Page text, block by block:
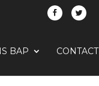
BAP CONTACT